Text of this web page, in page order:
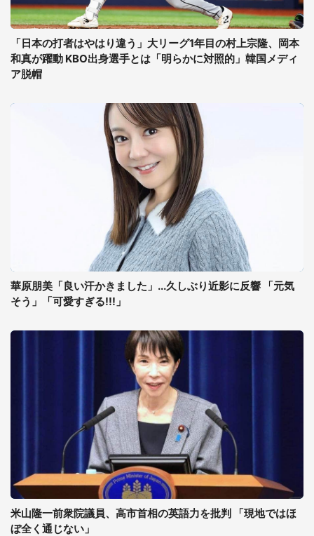
「日本の打者はやはり違う」大リーグ1年目の村上宗隆、岡本
和真が躍動 KBO出身選手とは「明らかに対照的」韓国メディ
ア脱帽
華原朋美「良い汗かきました」...久しぶり近影に反響 「元気
そう」「可愛すぎる!!!」
米山隆一前衆院議員、高市首相の英語力を批判 「現地ではほ
ぼ全く通じない」